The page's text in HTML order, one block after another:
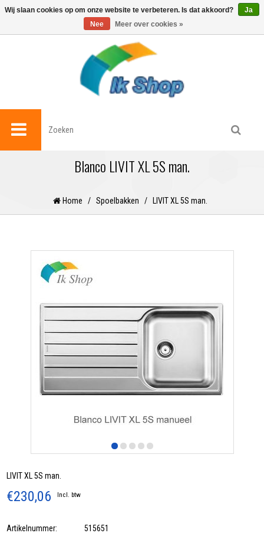
0
Blanco LIVIT XL 5S man.
Home / Spoelbakken / LIVIT XL 5S man.
LIVIT XL 5S man.
€230,06 Incl. btw
Artikelnummer:
515651
Wij slaan cookies op om onze website te verbeteren. Is dat akkoord?
Ja
Nee
Meer over cookies »